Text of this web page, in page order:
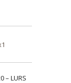
– LURS